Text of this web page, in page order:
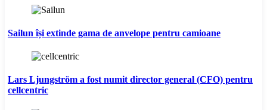
Sailun își extinde gama de anvelope pentru camioane
Lars Ljungström a fost numit director general (CFO) pentru
cellcentric